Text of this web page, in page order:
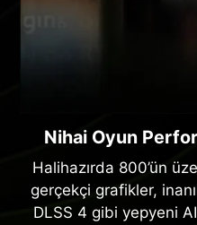
Nihai Oyun
Halihazırda 800’ün
gerçekçi grafikler,
DLSS 4 gibi yepyeni